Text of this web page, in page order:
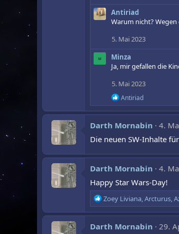
Antiriad
Warum nicht?
5. Mai 2023
M
Minza
Ja, mir gefallen die
5. Mai 2023
R
e
a
k
t
i
n
n
:
Antiriad
Darth Mornabin
4.
Die neuen SW-Inhalte
Darth Mornabin
4.
Happy Star Wars-Day!
R
e
a
k
Zoey Liviana,Arcturus,
Darth Mornabin
29.